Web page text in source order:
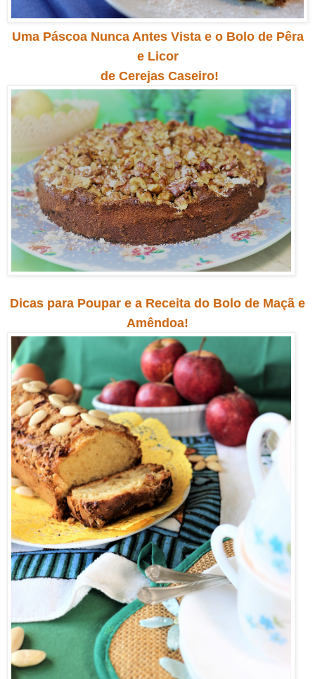
Uma Páscoa Nunca Antes Vista e o Bolo de Pêra
e Licor
de Cerejas Caseiro!
Dicas para Poupar e a Receita do Bolo de Maçã e
Amêndoa!